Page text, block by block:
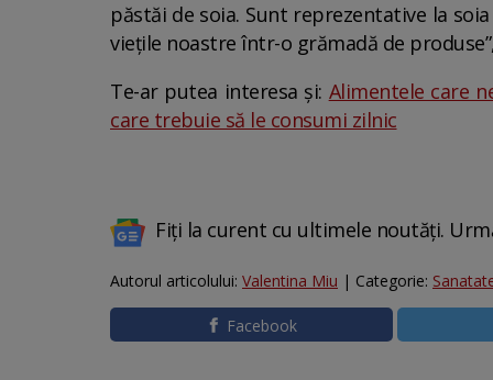
păstăi de soia. Sunt reprezentative la
viețile noastre într-o grămadă de
Te-ar putea interesa și: Alimentele care
care trebuie să le consumi zilnic
Fiți la curent cu ultimele noutăți.
Autorul articolului: Valentina Miu | Categorie:
Facebook